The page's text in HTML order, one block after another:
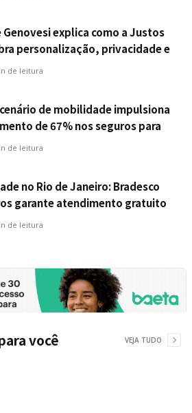
Genovesi explica como a Justos
personalização, privacidade e
de leitura
de mobilidade impulsiona
de 67% nos seguros para
elétricos da Bradesco Seguros
de leitura
no Rio de Janeiro: Bradesco
garante atendimento gratuito
Rio-Niterói
de leitura
você VEJA TUDO